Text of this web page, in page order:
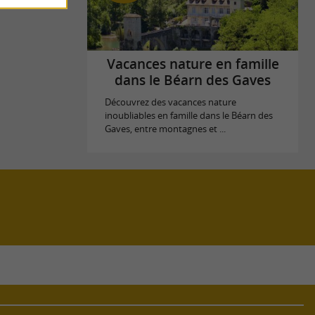
Vacances nature en famille
dans le Béarn des Gaves
Découvrez des vacances nature
inoubliables en famille dans le Béarn des
Gaves, entre montagnes et ...